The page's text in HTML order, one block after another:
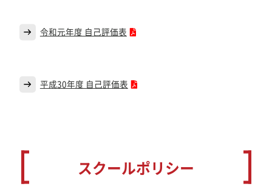
令和元年度 自己評価表
平成30年度 自己評価表
スクールポリシー